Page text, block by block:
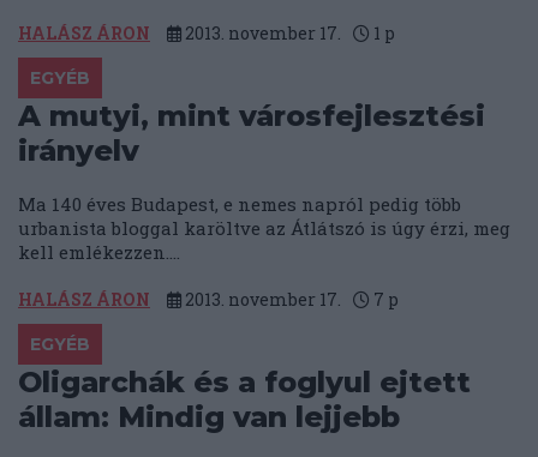
HALÁSZ ÁRON 2013. november 17. 1 p
EGYÉB
A mutyi, mint városfejlesztési
irányelv
Ma 140 éves Budapest, e nemes napról pedig több
urbanista bloggal karöltve az Átlátszó is úgy érzi, meg
kell emlékezzen....
HALÁSZ ÁRON 2013. november 17. 7 p
EGYÉB
Oligarchák és a foglyul ejtett
állam: Mindig van lejjebb